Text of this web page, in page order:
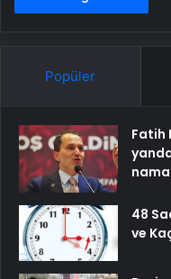
Popüler
Fatih
48
ve